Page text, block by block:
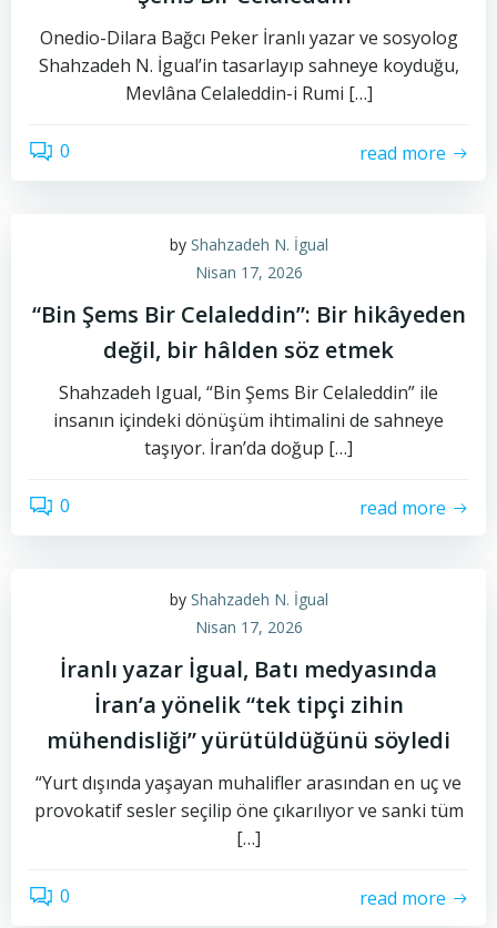
Onedio-Dilara Bağcı Peker İranlı yazar ve sosyolog
Shahzadeh N. İgual’in tasarlayıp sahneye koyduğu,
Mevlâna Celaleddin-i Rumi […]
0 read more
by Shahzadeh N. İgual
Nisan 17, 2026
“Bin Şems Bir Celaleddin”: Bir hikâyeden
değil, bir hâlden söz etmek
Shahzadeh Igual, “Bin Şems Bir Celaleddin” ile
insanın içindeki dönüşüm ihtimalini de sahneye
taşıyor. İran’da doğup […]
0 read more
by Shahzadeh N. İgual
Nisan 17, 2026
İranlı yazar İgual, Batı medyasında
İran’a yönelik “tek tipçi zihin
mühendisliği” yürütüldüğünü söyledi
“Yurt dışında yaşayan muhalifler arasından en uç ve
provokatif sesler seçilip öne çıkarılıyor ve sanki tüm
[…]
0 read more